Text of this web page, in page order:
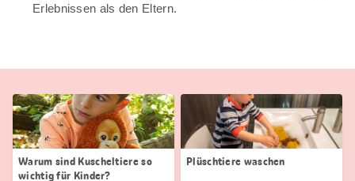
Erlebnissen als den Eltern.
Warum sind Kuscheltiere so
wichtig für Kinder?
Plüschtiere waschen